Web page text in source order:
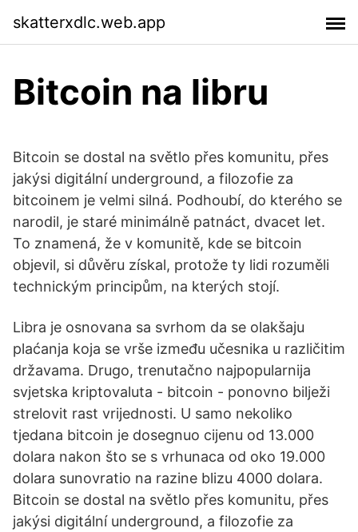
skatterxdlc.web.app
Bitcoin na libru
Bitcoin se dostal na světlo přes komunitu, přes
jakýsi digitální underground, a filozofie za
bitcoinem je velmi silná. Podhoubí, do kterého se
narodil, je staré minimálně patnáct, dvacet let.
To znamená, že v komunitě, kde se bitcoin
objevil, si důvěru získal, protože ty lidi rozuměli
technickým principům, na kterých stojí.
Libra je osnovana sa svrhom da se olakšaju
plaćanja koja se vrše između učesnika u različitim
državama. Drugo, trenutačno najpopularnija
svjetska kriptovaluta - bitcoin - ponovno bilježi
strelovit rast vrijednosti. U samo nekoliko
tjedana bitcoin je dosegnuo cijenu od 13.000
dolara nakon što se s vrhunaca od oko 19.000
dolara sunovratio na razine blizu 4000 dolara.
Bitcoin se dostal na světlo přes komunitu, přes
jakýsi digitální underground, a filozofie za